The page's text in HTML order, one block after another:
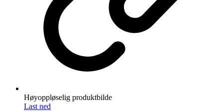
Høyoppløselig produktbilde
Last ned